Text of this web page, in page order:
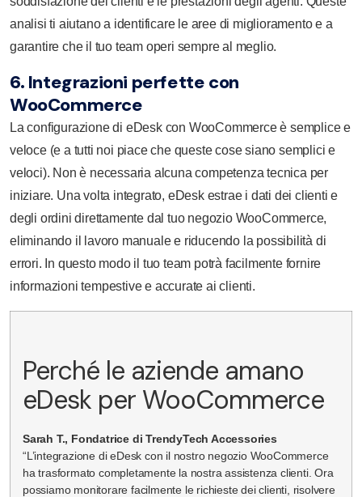
analisi ti aiutano a identificare le aree di miglioramento e a
garantire che il tuo team operi sempre al meglio.
6. Integrazioni perfette con
WooCommerce
La configurazione di eDesk con WooCommerce è semplice e
veloce (e a tutti noi piace che queste cose siano semplici e
veloci). Non è necessaria alcuna competenza tecnica per
iniziare. Una volta integrato, eDesk estrae i dati dei clienti e
degli ordini direttamente dal tuo negozio WooCommerce,
eliminando il lavoro manuale e riducendo la possibilità di
errori. In questo modo il tuo team potrà facilmente fornire
informazioni tempestive e accurate ai clienti.
Perché le aziende amano
eDesk per WooCommerce
Sarah T., Fondatrice di TrendyTech Accessories
“L’integrazione di eDesk con il nostro negozio WooCommerce
ha trasformato completamente la nostra assistenza clienti. Ora
possiamo monitorare facilmente le richieste dei clienti, risolvere